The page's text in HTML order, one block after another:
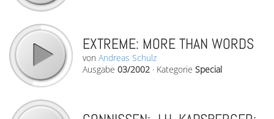
EXTREME: MORE THAN WORDS
von Andreas Schulz
Ausgabe 03/2002 · Kategorie Special